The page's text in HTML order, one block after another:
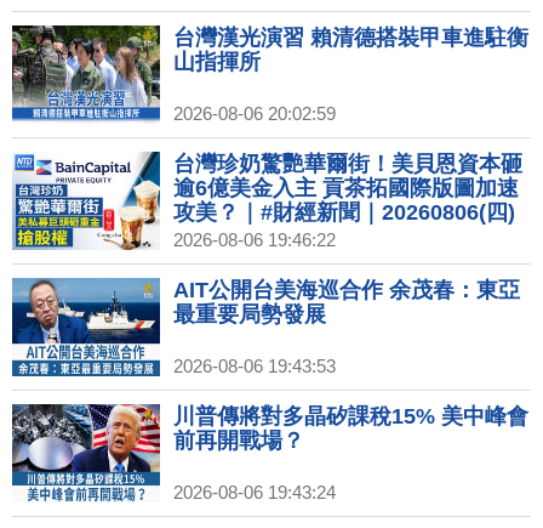
台灣漢光演習 賴清德搭裝甲車進駐衡
山指揮所
2026-08-06 20:02:59
台灣珍奶驚艷華爾街！美貝恩資本砸
逾6億美金入主 貢茶拓國際版圖加速
攻美？｜#財經新聞｜20260806(四)
2026-08-06 19:46:22
AIT公開台美海巡合作 余茂春：東亞
最重要局勢發展
2026-08-06 19:43:53
川普傳將對多晶矽課稅15% 美中峰會
前再開戰場？
2026-08-06 19:43:24